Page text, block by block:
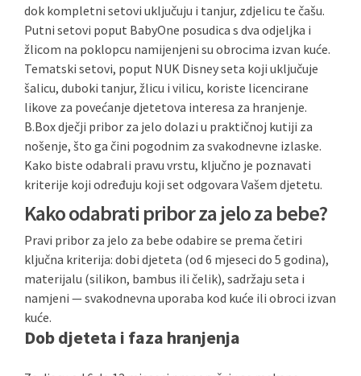
dok kompletni setovi uključuju i tanjur, zdjelicu te čašu.
Putni setovi poput BabyOne posudica s dva odjeljka i
žlicom na poklopcu namijenjeni su obrocima izvan kuće.
Tematski setovi, poput NUK Disney seta koji uključuje
šalicu, duboki tanjur, žlicu i vilicu, koriste licencirane
likove za povećanje djetetova interesa za hranjenje.
B.Box dječji pribor za jelo dolazi u praktičnoj kutiji za
nošenje, što ga čini pogodnim za svakodnevne izlaske.
Kako biste odabrali pravu vrstu, ključno je poznavati
kriterije koji određuju koji set odgovara Vašem djetetu.
Kako odabrati pribor za jelo za bebe?
Pravi pribor za jelo za bebe odabire se prema četiri
ključna kriterija: dobi djeteta (od 6 mjeseci do 5 godina),
materijalu (silikon, bambus ili čelik), sadržaju seta i
namjeni — svakodnevna uporaba kod kuće ili obroci izvan
kuće.
Dob djeteta i faza hranjenja